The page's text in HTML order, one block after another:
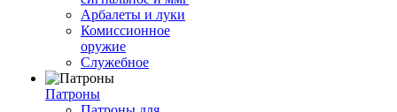
Арбалеты и луки
Комиссионное
оружие
Служебное
Патроны